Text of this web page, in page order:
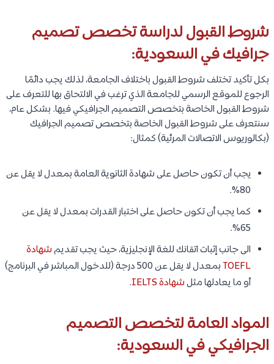
شروط القبول لدراسة تخصص تصميم
جرافيك في السعودية:
بكل تأكيد تختلف شروط القبول باختلاف الجامعة، لذلك يجب دائمًا
الرجوع للموقع الرسمي للجامعة الذي ترغب في الالتحاق بها للتعرف على
شروط القبول الخاصة بتخصص التصميم الجرافيكي فيها. بشكل عام،
سنتعرف على شروط القبول الخاصة بتخصص تصميم الجرافيك
(بكالوريوس الاتصالات المرئية) كمثال:
يجب أن تكون حاصل على شهادة الثانوية العامة بمعدل لا يقل عن
80%.
كما يجب أن تكون حاصل على اختبار القدرات بمعدل لا يقل عن
65%.
الى جانب إثبات اتقانك للغة الإنجليزية، حيث يجب تقديمشهادة
TOEFL
بمعدل لا يقل عن 500 درجة (للدخول المباشر في البرنامج)
أو ما يعادلها مثلشهادة IELTS .
المواد العامة لتخصص التصميم
الجرافيكي في السعودية: